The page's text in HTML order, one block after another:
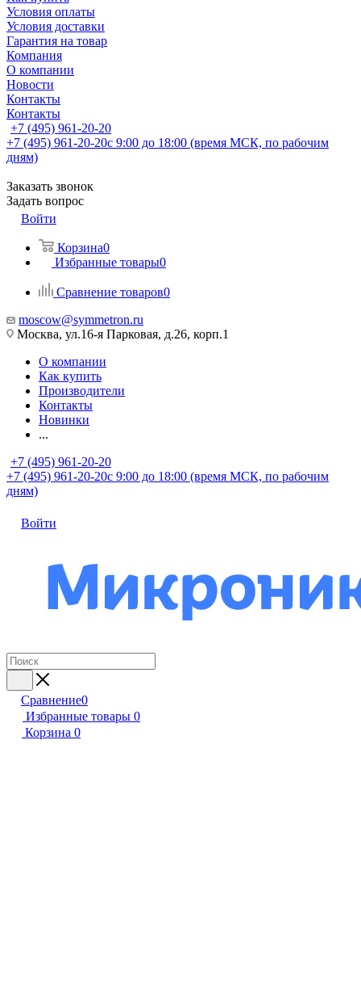
Условия оплаты
Условия доставки
Гарантия на товар
Компания
О компании
Новости
Контакты
Контакты
+7 (495) 961-20-20
+7 (495) 961-20-20с 9:00 до 18:00 (время МСК, по рабочим
дням)
Заказать звонок
Задать вопрос
Войти
Корзина0
Избранные товары0
Сравнение товаров0
moscow@symmetron.ru
Москва, ул.16-я Парковая, д.26, корп.1
О компании
Как купить
Производители
Контакты
Новинки
...
+7 (495) 961-20-20
+7 (495) 961-20-20с 9:00 до 18:00 (время МСК, по рабочим
дням)
Войти
Сравнение0
Избранные товары 0
Корзина 0